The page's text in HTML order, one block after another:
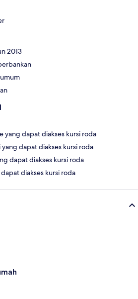
2013
yang dapat diakses kursi roda
dapat diakses kursi roda
dapat diakses kursi roda
diakses kursi roda